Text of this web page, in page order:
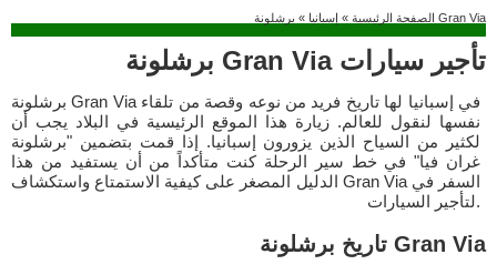
الصفحة الرئيسية » إسبانيا » برشلونة Gran Via
برشلونة Gran Via تأجير سيارات
برشلونة Gran Via في إسبانيا لها تاريخ فريد من نوعه وقصة من تلقاء
نفسها لنقول للعالم. زيارة هذا الموقع الرئيسية في البلاد يجب أن
لكثير من السياح الذين يزورون إسبانيا. إذا قمت بتضمين "برشلونة
غران فيا" في خط سير الرحلة كنت متأكداً من أن يستفيد من هذا
الدليل المصغر على كيفية الاستمتاع واستكشاف Gran Via السفر في
لتأجير السيارات.
تاريخ برشلونة Gran Via